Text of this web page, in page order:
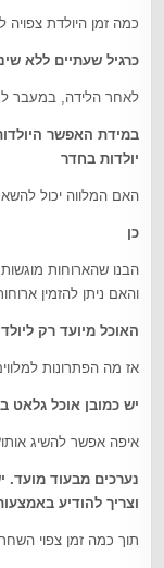
כמה זמן היולדת
כרגיל שעתיים ללא
לאחר הלידה, במעבר
יולדות בחדר
האם המלווה יכול
כן
הבנו שהארוחות
והאם ניתן להזמין
האוכל מיועד רק
אז מה הפתרונות
יש כמובן אוכל
איפה אפשר להשיג
נערכים מבעוד
וצריך להודיע
תוך כמה זמן צפוי